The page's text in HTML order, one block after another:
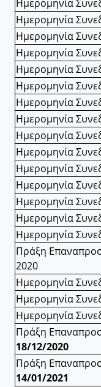
Ημερομηνία
Ημερομηνία
Ημερομηνία
Ημερομηνία
Ημερομηνία
Ημερομηνία
Ημερομηνία
Ημερομηνία
Ημερομηνία
Ημερομηνία
Ημερομηνία
Ημερομηνία
Ημερομηνία
Ημερομηνία
Ημερομηνία
Πράξη
2020
Ημερομηνία
Ημερομηνία
Ημερομηνία
Πράξη
18/12/2020
Πράξη
14/01/2021